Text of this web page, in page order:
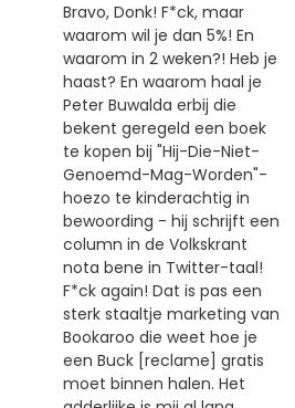
Bravo, Donk! F*ck, maar
waarom wil je dan 5%! En
waarom in 2 weken?! Heb je
haast? En waarom haal je
Peter Buwalda erbij die
bekent geregeld een boek
te kopen bij "Hij-Die-Niet-
Genoemd-Mag-Worden"-
hoezo te kinderachtig in
bewoording - hij schrijft een
column in de Volkskrant
nota bene in Twitter-taal!
F*ck again! Dat is pas een
sterk staaltje marketing van
Bookaroo die weet hoe je
een Buck [reclame] gratis
moet binnen halen. Het